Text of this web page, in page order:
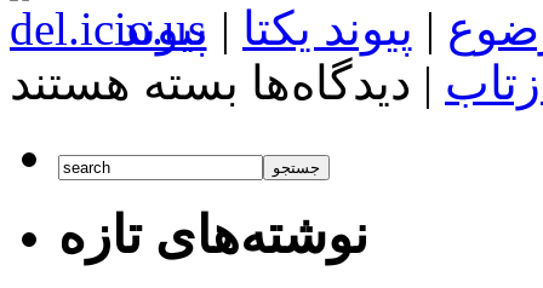
| پیوند یکتا | پیوند
| دیدگاه‌هابرای
اخبار
Nexus
5X
کابل
USB
بسته هستند
نوشته‌های تازه